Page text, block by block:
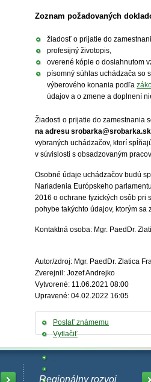
Zoznam požadovaných
žiadosť o prijatie do
profesijný životopis,
overené kópie o dosiahnutom
písomný súhlas uchádzača so
výberového konania podľa
údajov a o zmene a doplnení
Žiadosti o prijatie do zamestnania
na adresu
vybraných uchádzačov, ktorí
v súvislosti s obsadzovaným
Osobné údaje uchádzačov budú
Nariadenia Európskeho
2016 o ochrane fyzických osôb pri
pohybe takýchto údajov, ktorým sa
Kontaktná osoba: Mgr. PaedDr.
Autor/zdroj: Mgr. PaedDr. Zlatica
Zverejnil: Jozef Andrejko
Vytvorené: 11.06.2021 08:00
Upravené: 04.02.2022 16:05
Poslať známemu
Vytlačiť
Regionálny rozvoj